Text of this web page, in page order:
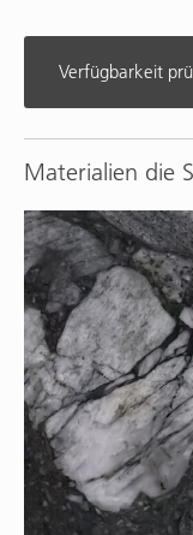
Verfügbarkeit
Materialien die